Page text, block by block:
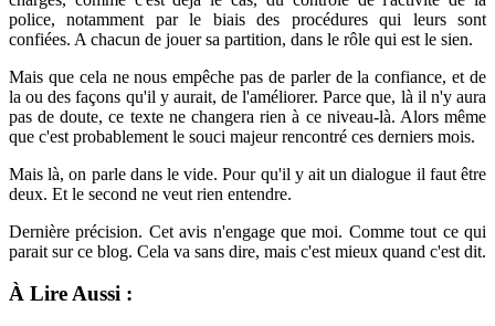
police, notamment par le biais des procédures qui leurs sont
confiées. A chacun de jouer sa partition, dans le rôle qui est le sien.
Mais que cela ne nous empêche pas de parler de la confiance, et de
la ou des façons qu'il y aurait, de l'améliorer. Parce que, là il n'y aura
pas de doute, ce texte ne changera rien à ce niveau-là. Alors même
que c'est probablement le souci majeur rencontré ces derniers mois.
Mais là, on parle dans le vide. Pour qu'il y ait un dialogue il faut être
deux. Et le second ne veut rien entendre.
Dernière précision. Cet avis n'engage que moi. Comme tout ce qui
parait sur ce blog. Cela va sans dire, mais c'est mieux quand c'est dit.
À Lire Aussi :